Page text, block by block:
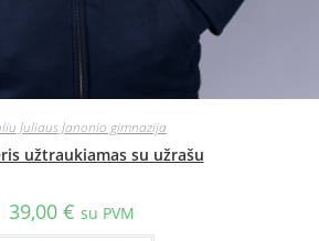
Juliaus Janonio gimnazija
užtraukiamas su užrašu
39,00 € su PVM